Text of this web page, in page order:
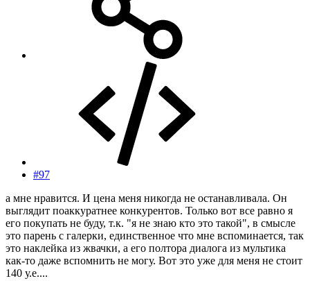
#97
а мне нравится. И цена меня никогда не останавливала. Он
выглядит поаккуратнее конкурентов. Только вот все равно я
его покупать не буду, т.к. "я не знаю кто это такой", в смысле
это парень с галерки, единственное что мне вспоминается, так
это наклейка из жвачки, а его полтора диалога из мультика
как-то даже вспомнить не могу. Вот это уже для меня не стоит
140 у.е....